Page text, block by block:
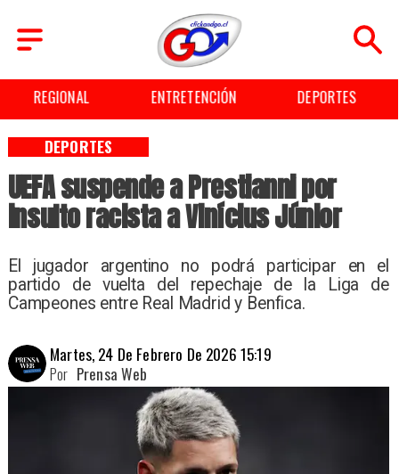
ENTRETENCIÓN DEPORTES CULTURA
UEFA suspende a Prestianni por
insulto racista a Vinícius Júnior
El jugador argentino no podrá participar en el
partido de vuelta del repechaje de la Liga de
Campeones entre Real Madrid y Benfica.
DEPORTES
Martes, 24 De Febrero De 2026 15:19
Prensa Web
Por